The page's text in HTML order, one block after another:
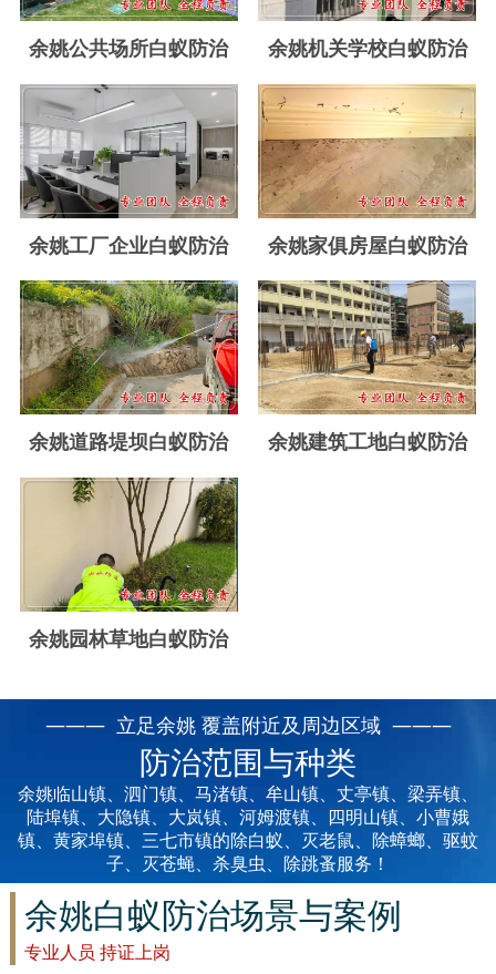
台州白蚁防治
玉环白蚁防治
温岭白蚁防治
临海白蚁防治
三门白蚁防治
天台白蚁防治
仙居白蚁防治
广州白蚁防治
东莞白蚁防治
佛山白蚁防治
云浮白蚁防治
新兴白蚁防治
肇庆白蚁防治
余姚公共场所白蚁防治 余姚机关学校白蚁防治
余姚工厂企业白蚁防治 余姚家俱房屋白蚁防治
余姚道路堤坝白蚁防治 余姚建筑工地白蚁防治
余姚园林草地白蚁防治
——— 立足余姚 覆盖附近及周边区域 ———
防治范围与种类
余姚临山镇、泗门镇、马渚镇、牟山镇、丈亭镇、梁弄镇、
陆埠镇、大隐镇、大岚镇、河姆渡镇、四明山镇、小曹娥
镇、黄家埠镇、三七市镇的除白蚁、灭老鼠、除蟑螂、驱蚊
子、灭苍蝇、杀臭虫、除跳蚤服务！
余姚白蚁防治场景与案例
专业人员 持证上岗